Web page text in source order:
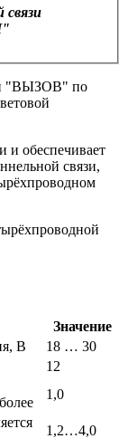
связи
"ВЫЗОВ" по
и обеспечивает
связи,
Значение
В
18 … 30
12
1,0
1,2…4,0